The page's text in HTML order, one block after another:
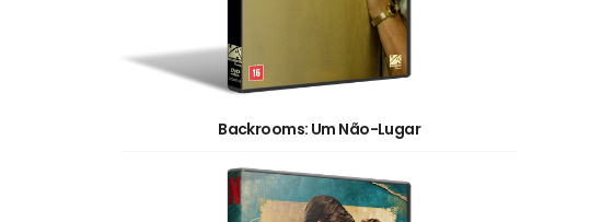
Backrooms: Um Não-Lugar